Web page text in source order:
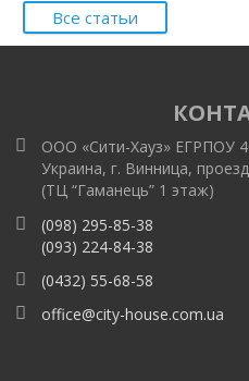
Все статьи
ООО «Сити-Хауз» ЕГРПОУ
Украина, г. Винница,
(ТЦ “Гаманець” 1 этаж)
(098) 295-85-38
(093) 224-84-38
(0432) 55-68-58
office@city-house.com.ua